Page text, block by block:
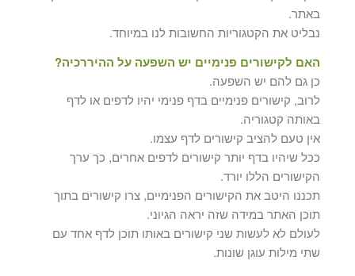
באתר.
נבליט את הקטגוריות החשובות לנו במיוחד.
האם לקישורים פנימיים יש השפעה על ההיררכיה?
כן גם להם יש השפעה.
לרוב, קישורים פנימיים בדף פנימי יהיו לדפים או לדף
באותה קטגוריה.
אין טעם להציב קישורים לדף עצמו.
ככל שיהיו בדף יותר קישורים לדפים אחרים, כך ערך
הקישורים הללו יורד.
תכננו היטב את הקישורים הפנימיים, צרו קישורים בתוך
תוכן האתר במידה שזה יראה הגיוני.
לעולם לא לעשות שני קישורים באותו תוכן לדף אחד עם
שתי מילות עוגן שונות.